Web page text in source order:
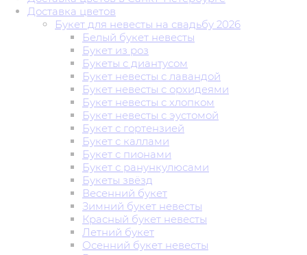
Доставка цветов
Букет для невесты на свадьбу 2026
Белый букет невесты
Букет из роз
Букеты с диантусом
Букет невесты с лавандой
Букет невесты с орхидеями
Букет невесты с хлопком
Букет невесты с эустомой
Букет с гортензией
Букет с каллами
Букет с пионами
Букет с ранункулюсами
Букеты звёзд
Весенний букет
Зимний букет невесты
Красный букет невесты
Летний букет
Осенний букет невесты